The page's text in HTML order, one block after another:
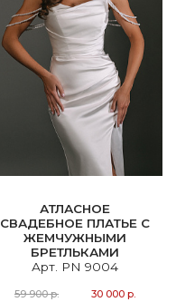
АТЛАСНОЕ
СВАДЕБНОЕ ПЛАТЬЕ С
ЖЕМЧУЖНЫМИ
БРЕТЛЬКАМИ
Арт. PN 9004
59 900 р. 30 000 р.